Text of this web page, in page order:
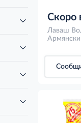
Скоро
Лаваш